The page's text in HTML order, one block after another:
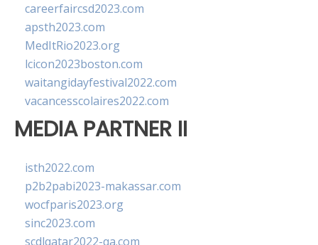
careerfaircsd2023.com
apsth2023.com
MedItRio2023.org
lcicon2023boston.com
waitangidayfestival2022.com
vacancesscolaires2022.com
MEDIA PARTNER II
isth2022.com
p2b2pabi2023-makassar.com
wocfparis2023.org
sinc2023.com
scdlqatar2022-qa.com